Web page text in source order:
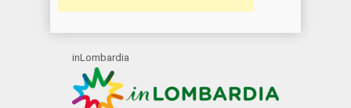
inLombardia